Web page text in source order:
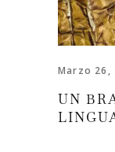
Marzo 26,
UN